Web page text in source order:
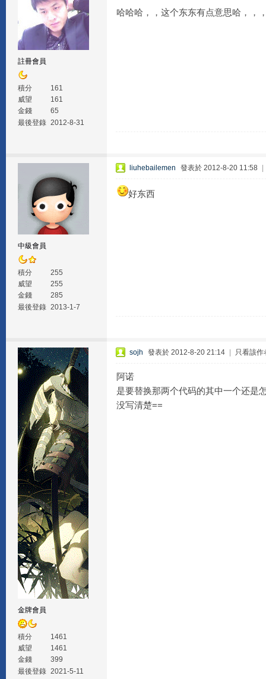
註冊會員
積分
161
威望
161
金錢
65
最後登錄 2012-8-31
哈哈哈，，这个东东有点意思哈，，
中級會員
積分
255
威望
255
金錢
285
最後登錄 2013-1-7
liuhebailemen 發表於 2012-8-20 11:58
好东西
金牌會員
積分
1461
威望
1461
金錢
399
最後登錄 2021-5-11
sojh 發表於 2012-8-20 21:14 只看該作
阿诺
是要替换那两个代码的其中一个还是
没写清楚==